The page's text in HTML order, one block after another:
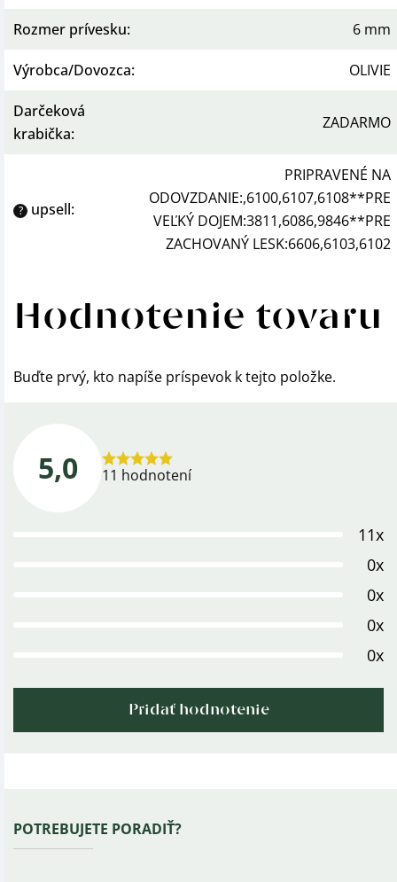
Rozmer prívesku: 6 mm
Výrobca/Dovozca: OLIVIE
Darčeková
krabička:
ZADARMO
? upsell:
PRIPRAVENÉ NA
ODOVZDANIE:,6100,6107,6108**PRE
VEĽKÝ DOJEM:3811,6086,9846**PRE
ZACHOVANÝ LESK:6606,6103,6102
Hodnotenie tovaru
Buďte prvý, kto napíše príspevok k tejto položke.
5,0
Priemerné
11 hodnotení
11x
0x
0x
0x
0x
Pridať hodnotenie
Zápätie
POTREBUJETE PORADIŤ?